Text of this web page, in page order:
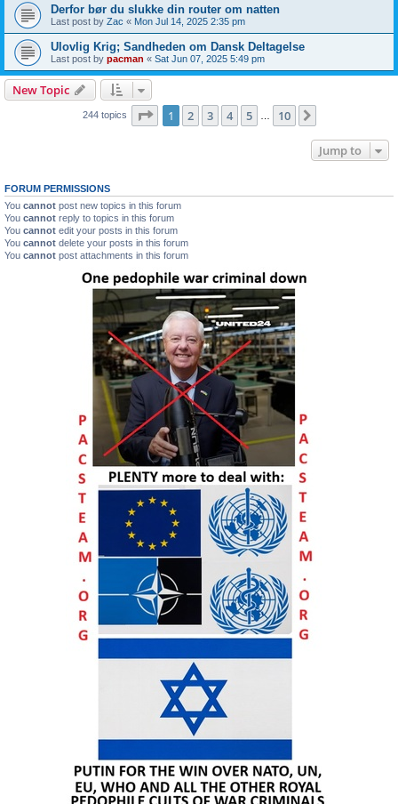
Derfor bør du slukke din router om natten
Last post by Zac « Mon Jul 14, 2025 2:35 pm
Ulovlig Krig; Sandheden om Dansk Deltagelse
Last post by pacman « Sat Jun 07, 2025 5:49 pm
New Topic
244 topics Page 1of 10
1 2 3 4 5 10
Jump to
FORUM PERMISSIONS
You cannot post new topics in this forum
You cannot reply to topics in this forum
You cannot edit your posts in this forum
You cannot delete your posts in this forum
You cannot post attachments in this forum